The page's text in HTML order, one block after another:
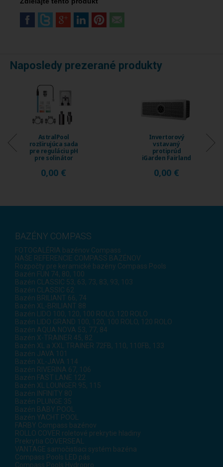
Naposledy prezerané produkty
Invertorový
vstavaný
protiprúd
iGarden Fairland
230 ...
0,00 €
Invertorový
vstavaný
protiprúd
iGarden Fairland
120 ...
0,00 €
BAZÉNY COMPASS
FOTOGALÉRIA bazénov Compass
NAŠE REFERENCIE COMPASS BAZÉNOV
Rozpočty pre keramické bazény Compass Pools
Bazén FUN 74, 80, 100
Bazén CLASSIC 53, 63, 73, 83, 93, 103
Bazén CLASSIC 62
Bazén BRILIANT 66, 74
Bazén XL-BRILIANT 88
Bazén LIDO 100, 120, 100 ROLO, 120 ROLO
Bazén LIDO GRAND 100, 120, 100 ROLO, 120 ROLO
Bazén AQUA NOVA 53, 77, 84
Bazén X-TRAINER 45, 82
Bazén XL a XXL TRAINER 72FB, 110, 110FB, 133
Bazén JAVA 101
Bazén XL-JAVA 114
Bazén RIVERINA 67, 106
Bazén FAST LANE 122
Bazén XL LOUNGER 95, 115
Bazén INFINITY 80
Bazén PLUNGE 35
Bazén BABY POOL
Bazén YACHT POOL
FARBY Compass bazénov
ROLLO COVER roletové prekrytie hladiny
Prekrytia COVERSEAL
VANTAGE samočistiaci systém bazéna
Compass Pools LED pás
Compass Pools Hydropro